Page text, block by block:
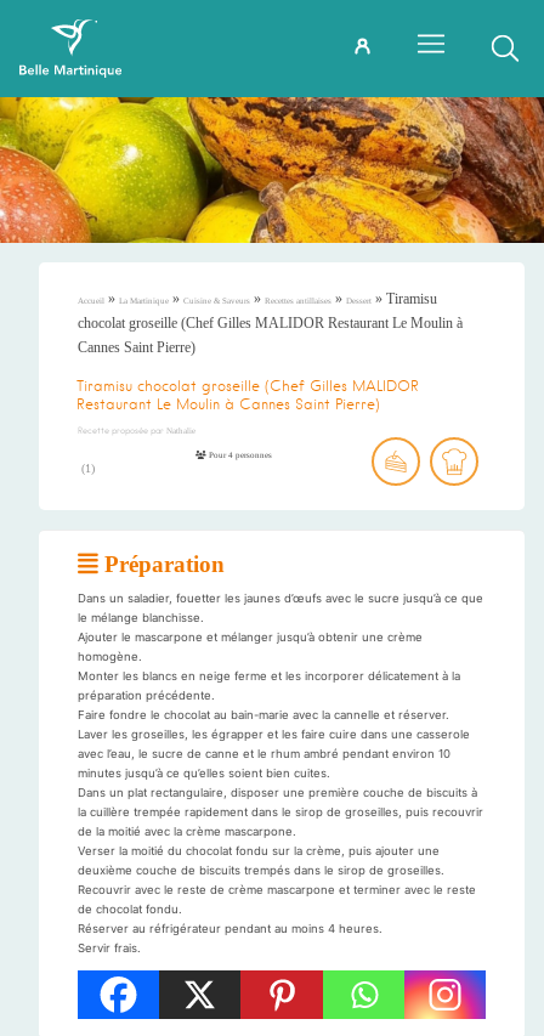
Accueil » La Martinique » Cuisine & Saveurs » Recettes antillaises » Dessert » Tiramisu
chocolat groseille (Chef Gilles MALIDOR Restaurant Le Moulin à
Cannes Saint Pierre)
Tiramisu chocolat groseille (Chef Gilles MALIDOR
Restaurant Le Moulin à Cannes Saint Pierre)
Recette proposée par Nathalie
(1)
Pour 4 personnes
Préparation
Dans un saladier, fouetter les jaunes d’œufs avec le sucre jusqu’à ce que
le mélange blanchisse.
Ajouter le mascarpone et mélanger jusqu’à obtenir une crème
homogène.
Monter les blancs en neige ferme et les incorporer délicatement à la
préparation précédente.
Faire fondre le chocolat au bain-marie avec la cannelle et réserver.
Laver les groseilles, les égrapper et les faire cuire dans une casserole
avec l’eau, le sucre de canne et le rhum ambré pendant environ 10
minutes jusqu’à ce qu’elles soient bien cuites.
Dans un plat rectangulaire, disposer une première couche de biscuits à
la cuillère trempée rapidement dans le sirop de groseilles, puis recouvrir
de la moitié avec la crème mascarpone.
Verser la moitié du chocolat fondu sur la crème, puis ajouter une
deuxième couche de biscuits trempés dans le sirop de groseilles.
Recouvrir avec le reste de crème mascarpone et terminer avec le reste
de chocolat fondu.
Réserver au réfrigérateur pendant au moins 4 heures.
Servir frais.